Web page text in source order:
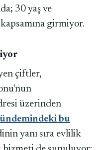
30 yaş ve
girmiyor.
çiftler,
üzerinden
bu
yanı sıra evlilik